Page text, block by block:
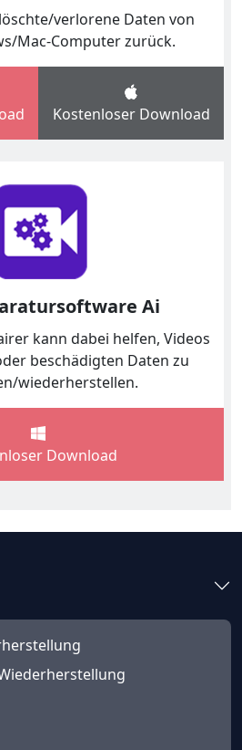
verlorene Daten von
Mac-Computer zurück.
Kostenloser Download
Ai
kann dabei helfen, Videos
beschädigten Daten zu
wiederherstellen.
Download